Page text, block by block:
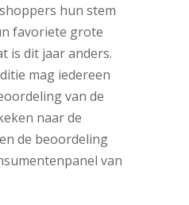
hun stem
favoriete grote
is dit jaar anders.
mag iedereen
van de
naar de
de beoordeling
van